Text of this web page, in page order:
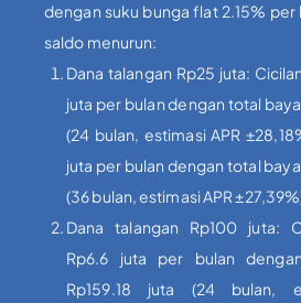
dengan suku bunga flat 2.15%
saldo menurun:
Dana talangan Rp25 juta:
juta per bulan dengan total
(24 bulan, estimasi APR
juta per bulan dengan total
(36 bulan, estimasi APR
Dana talangan Rp100 juta:
Rp6.6 juta per bulan
Rp159.18 juta (24 bulan,